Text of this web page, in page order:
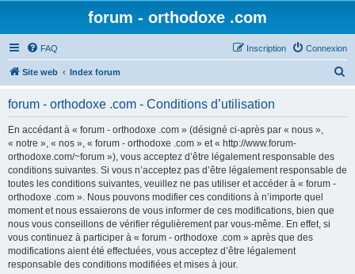
forum - orthodoxe .com
FAQ Connexion
Inscription
Site web Index forum
forum - orthodoxe .com - Conditions d’utilisation
En accédant à « forum - orthodoxe .com » (désigné ci-après par « nous »,
« notre », « nos », « forum - orthodoxe .com » et « http://www.forum-
orthodoxe.com/~forum »), vous acceptez d’être légalement responsable des
conditions suivantes. Si vous n’acceptez pas d’être légalement responsable de
toutes les conditions suivantes, veuillez ne pas utiliser et accéder à « forum -
orthodoxe .com ». Nous pouvons modifier ces conditions à n’importe quel
moment et nous essaierons de vous informer de ces modifications, bien que
nous vous conseillons de vérifier régulièrement par vous-même. En effet, si
vous continuez à participer à « forum - orthodoxe .com » après que des
modifications aient été effectuées, vous acceptez d’être légalement
responsable des conditions modifiées et mises à jour.